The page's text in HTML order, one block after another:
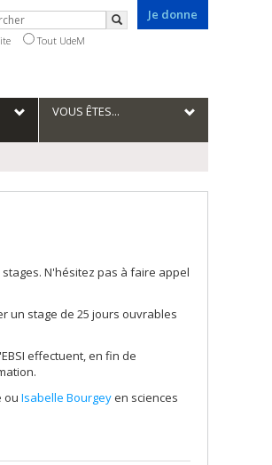
Je donne
Rechercher
Tout UdeM
VOUS ÊTES...
N'hésitez pas à faire appel
un stage de 25 jours ouvrables
effectuent, en fin de
ou Isabelle Bourgeyen sciences